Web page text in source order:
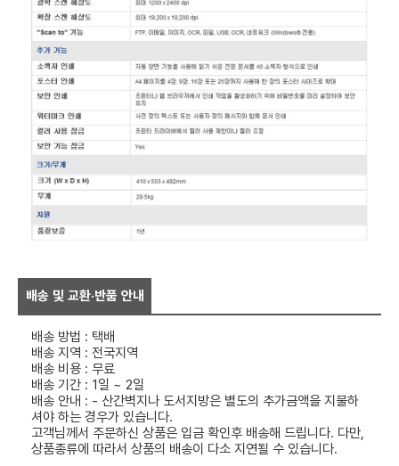
배송 및 교환·반품 안내
배송 방법 : 택배
배송 지역 : 전국지역
배송 비용 : 무료
배송 기간 : 1일 ~ 2일
배송 안내 : - 산간벽지나 도서지방은 별도의 추가금액을 지불하
셔야 하는 경우가 있습니다.
고객님께서 주문하신 상품은 입금 확인후 배송해 드립니다. 다만,
상품종류에 따라서 상품의 배송이 다소 지연될 수 있습니다.